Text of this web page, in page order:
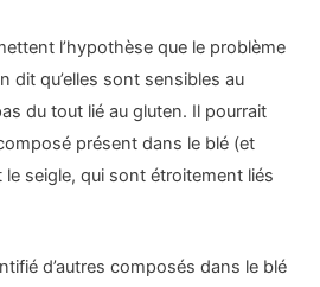
l’hypothèse que le problème
dit qu’elles sont sensibles au
du tout lié au gluten. Il pourrait
présent dans le blé (et
le seigle, qui sont étroitement liés
d’autres composés dans le blé